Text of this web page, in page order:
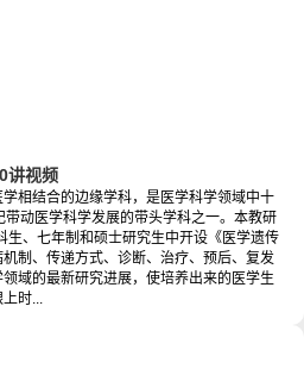
讲视频
学相结合的边缘学科，是医学科学领域中十
动医学科学发展的带头学科之一。本教研
、七年制和硕士研究生中开设《医学遗传
制、传递方式、诊断、治疗、预后、复发
域的最新研究进展，使培养出来的医学生
时...